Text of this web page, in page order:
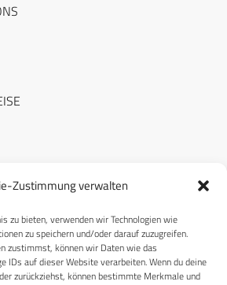
Zustimmung verwalten
zu bieten, verwenden wir Technologien wie
zu speichern und/oder darauf zuzugreifen.
zustimmst, können wir Daten wie das
IDs auf dieser Website verarbeiten. Wenn du deine
zurückziehst, können bestimmte Merkmale und